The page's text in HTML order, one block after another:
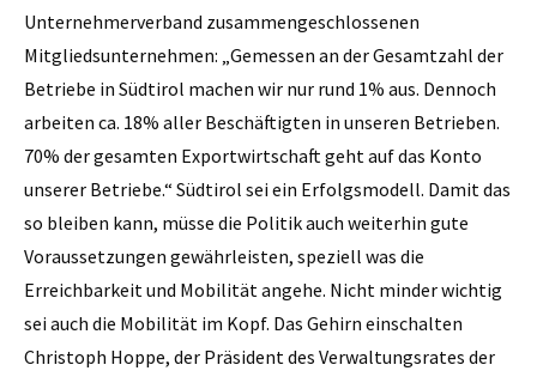
Unternehmerverband zusammengeschlossenen
Mitgliedsunternehmen: „Gemessen an der Gesamtzahl der
Betriebe in Südtirol machen wir nur rund 1% aus. Dennoch
arbeiten ca. 18% aller Beschäftigten in unseren Betrieben.
70% der gesamten Exportwirtschaft geht auf das Konto
unserer Betriebe.“ Südtirol sei ein Erfolgsmodell. Damit das
so bleiben kann, müsse die Politik auch weiterhin gute
Voraussetzungen gewährleisten, speziell was die
Erreichbarkeit und Mobilität angehe. Nicht minder wichtig
sei auch die Mobilität im Kopf. Das Gehirn einschalten
Christoph Hoppe, der Präsident des Verwaltungsrates der